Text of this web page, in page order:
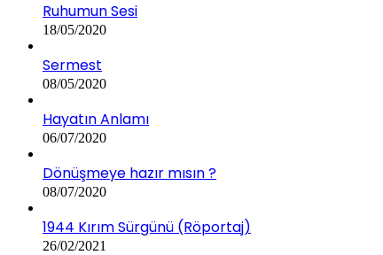
Ruhumun Sesi
18/05/2020
Sermest
08/05/2020
Hayatın Anlamı
06/07/2020
Dönüşmeye hazır mısın ?
08/07/2020
1944 Kırım Sürgünü (Röportaj)
26/02/2021